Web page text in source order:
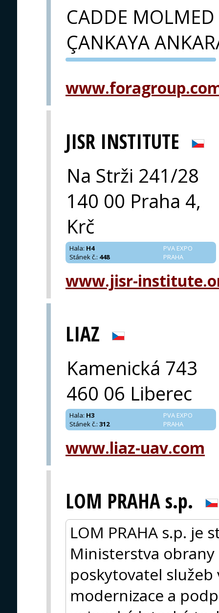
CADDE
ÇANKAYA
PVA EXPO
JISR INSTITUTE
Na Strži 241/28
140 00 Praha 4,
Krč
PVA EXPO
PRAHA
Hala: H4
Stánek č.: 448
www.jisr-
LIAZ
Kamenická 743
460 06 Liberec
PVA EXPO
PRAHA
Hala: H3
Stánek č.: 312
www.liaz-uav.com
LOM PRAHA s.p.
LOM PRAHA s.p. je
Ministerstva
poskytovatel
modernizace a